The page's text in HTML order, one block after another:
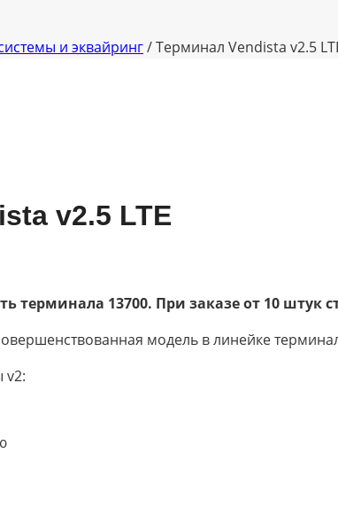
и эквайринг/Терминал Vendista v2.5
v2.5 LTE
терминала 13700. При заказе от 10 штук
модель в линейке
v2: